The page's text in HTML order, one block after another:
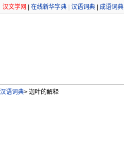
汉文学网 在线新华字典 汉语词典 成语词典
汉语词典> 迦叶的解释